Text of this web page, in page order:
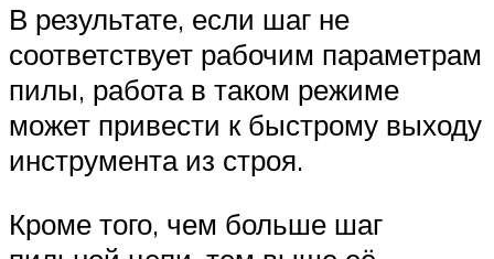
В результате, если шаг не
соответствует рабочим параметрам
пилы, работа в таком режиме
может привести к быстрому выходу
инструмента из строя.
Кроме того, чем больше шаг